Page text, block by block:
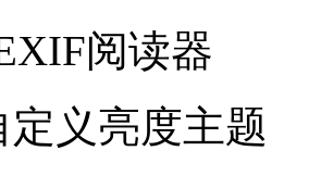
阅读器
定义亮度主题